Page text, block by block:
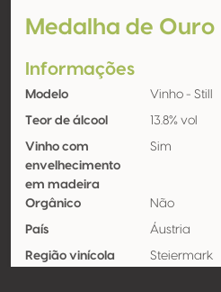
Medalha de Ouro
Informações
Modelo Vinho - Still
Teor de álcool 13.8% vol
Vinho com
envelhecimento
em madeira
Sim
Orgânico Não
País Áustria
Região vinícola Steiermark